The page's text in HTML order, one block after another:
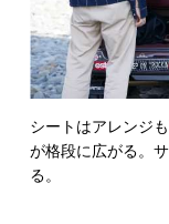
シートはアレンジ
が格段に広がる。
る。